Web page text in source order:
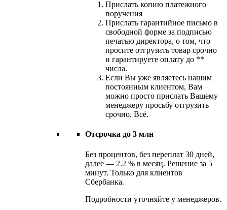
Прислать копию платежного
поручения
Прислать гарантийное письмо в
свободной форме за подписью
печатью директора, о том, что
просите отгрузить товар срочно
и гарантируете оплату до **
числа.
Если Вы уже являетесь нашим
постоянным клиентом, Вам
можно просто прислать Вашему
менеджеру просьбу отгрузить
срочно. Всё.
Отсрочка до 3 млн
Без процентов, без переплат 30 дней,
далее — 2.2 % в месяц. Решение за 5
минут. Только для клиентов
Сбербанка.
Подробности уточняйте у менеджеров.